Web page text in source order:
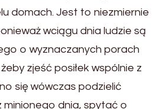
domach. Jest to niezmiernie
wciągu dnia ludzie są
o wyznaczanych porach
zjeść posiłek wspólnie z
się wówczas podzielić
minionego dnia, spytać o